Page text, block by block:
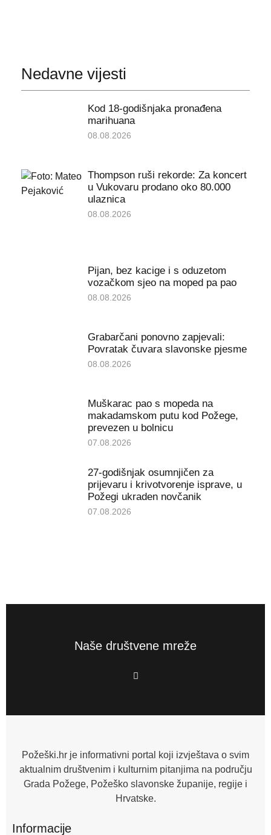
Nedavne vijesti
Kod 18-godišnjaka pronađena
marihuana
08.08.2026
Thompson ruši rekorde: Za koncert
u Vukovaru prodano oko 80.000
ulaznica
08.08.2026
Pijan, bez kacige i s oduzetom
vozačkom sjeo na moped pa pao
08.08.2026
Grabarčani ponovno zapjevali:
Povratak čuvara slavonske pjesme
08.08.2026
Muškarac pao s mopeda na
makadamskom putu kod Požege,
prevezen u bolnicu
07.08.2026
27-godišnjak osumnjičen za
prijevaru i krivotvorenje isprave, u
Požegi ukraden novčanik
07.08.2026
Naše društvene mreže
F
a
o
f
Požeški.hr je informativni portal koji izvještava o svim
aktualnim društvenim i kulturnim pitanjima na području
Grada Požege, Požeško slavonske županije, regije i
Hrvatske.
Informacije